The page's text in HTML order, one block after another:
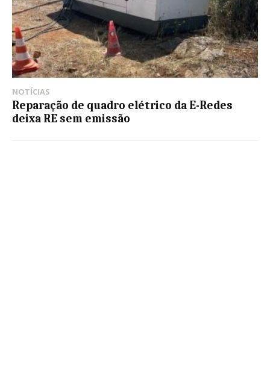
NOTÍCIAS
Reparação de quadro elétrico da E-Redes
deixa RE sem emissão